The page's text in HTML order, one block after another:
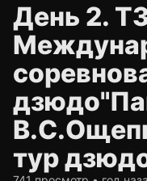
День 2.
тур